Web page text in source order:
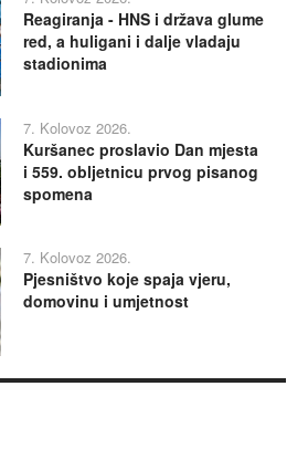
Reagiranja - HNS i država glume
red, a huligani i dalje vladaju
stadionima
7. Kolovoz 2026.
Kuršanec proslavio Dan mjesta
i 559. obljetnicu prvog pisanog
spomena
7. Kolovoz 2026.
Pjesništvo koje spaja vjeru,
domovinu i umjetnost